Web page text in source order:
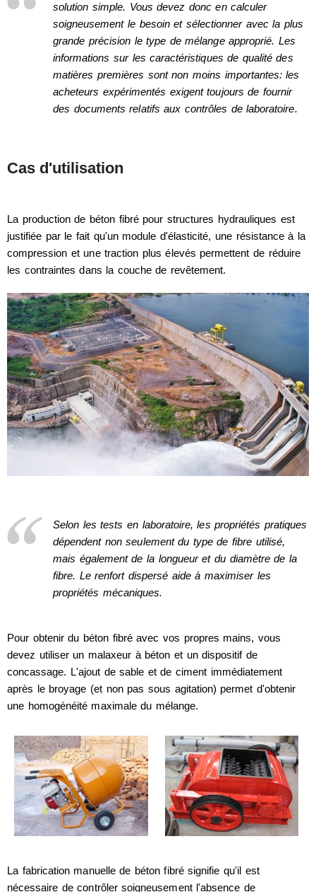
solution simple. Vous devez donc en calculer
soigneusement le besoin et sélectionner avec la plus
grande précision le type de mélange approprié. Les
informations sur les caractéristiques de qualité des
matières premières sont non moins importantes: les
acheteurs expérimentés exigent toujours de fournir
des documents relatifs aux contrôles de laboratoire.
Cas d'utilisation
La production de béton fibré pour structures hydrauliques est
justifiée par le fait qu'un module d'élasticité, une résistance à la
compression et une traction plus élevés permettent de réduire
les contraintes dans la couche de revêtement.
Selon les tests en laboratoire, les propriétés pratiques
dépendent non seulement du type de fibre utilisé,
mais également de la longueur et du diamètre de la
fibre. Le renfort dispersé aide à maximiser les
propriétés mécaniques.
Pour obtenir du béton fibré avec vos propres mains, vous
devez utiliser un malaxeur à béton et un dispositif de
concassage. L'ajout de sable et de ciment immédiatement
après le broyage (et non pas sous agitation) permet d'obtenir
une homogénéité maximale du mélange.
La fabrication manuelle de béton fibré signifie qu'il est
nécessaire de contrôler soigneusement l'absence de